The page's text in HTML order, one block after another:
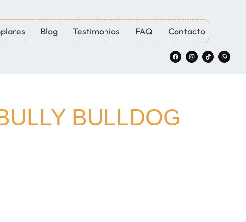
Blog Testimonios FAQ Contacto
BULLDOG